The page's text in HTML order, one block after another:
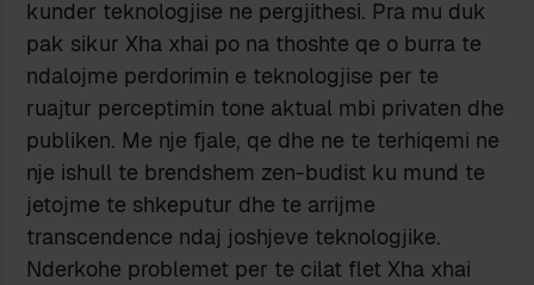
kunder teknologjise ne pergjithesi. Pra mu duk
pak sikur Xha xhai po na thoshte qe o burra te
ndalojme perdorimin e teknologjise per te
ruajtur perceptimin tone aktual mbi privaten dhe
publiken. Me nje fjale, qe dhe ne te terhiqemi ne
nje ishull te brendshem zen-budist ku mund te
jetojme te shkeputur dhe te arrijme
transcendence ndaj joshjeve teknologjike.
Nderkohe problemet per te cilat flet Xha xhai